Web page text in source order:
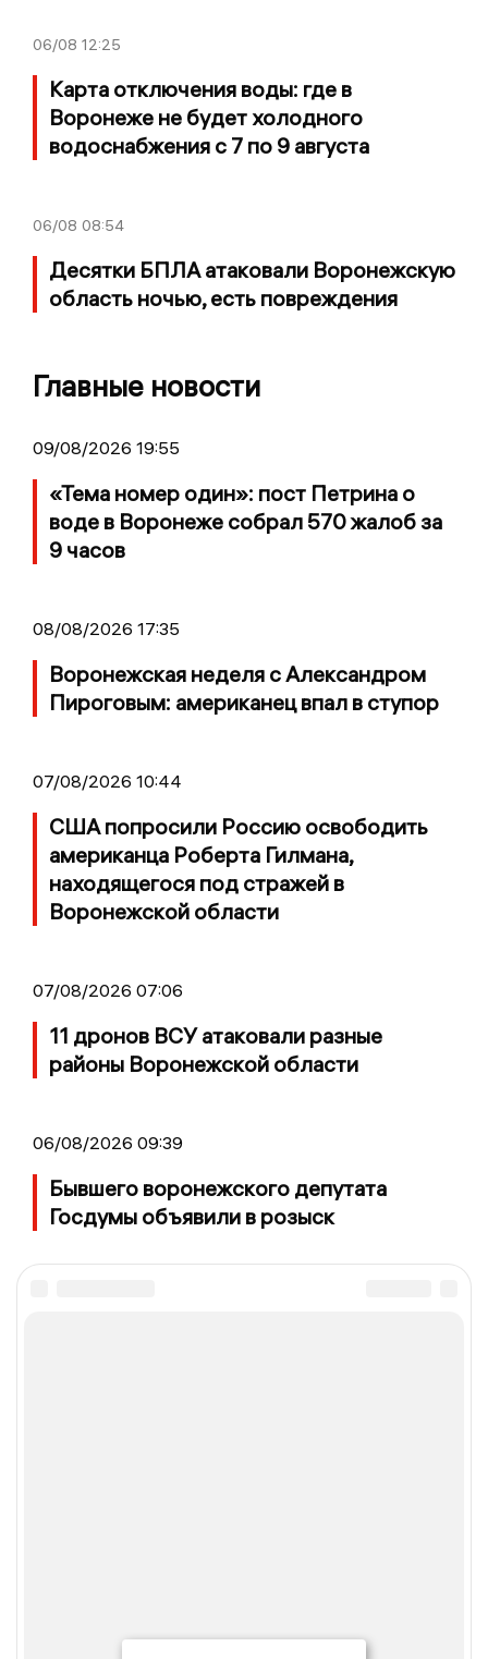
06/08 12:25
Карта отключения воды: где в
Воронеже не будет холодного
водоснабжения с 7 по 9 августа
06/08 08:54
Десятки БПЛА атаковали Воронежскую
область ночью, есть повреждения
Главные новости
09/08/2026 19:55
«Тема номер один»: пост Петрина о
воде в Воронеже собрал 570 жалоб за
9 часов
08/08/2026 17:35
Воронежская неделя с Александром
Пироговым: американец впал в ступор
07/08/2026 10:44
США попросили Россию освободить
американца Роберта Гилмана,
находящегося под стражей в
Воронежской области
07/08/2026 07:06
11 дронов ВСУ атаковали разные
районы Воронежской области
06/08/2026 09:39
Бывшего воронежского депутата
Госдумы объявили в розыск